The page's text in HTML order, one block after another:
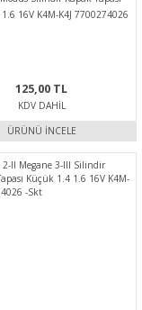
16V K4M-K4J 7700274026
125,00 TL
KDV DAHIL
ÜRÜNÜ İNCELE